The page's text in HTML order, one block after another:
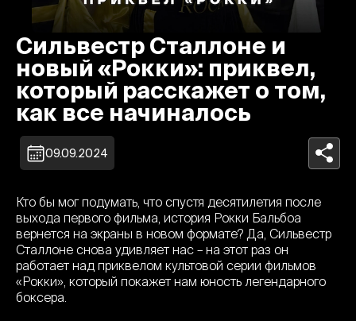
Сильвестр Сталлоне и
новый «Рокки»: приквел,
который расскажет о том,
как все начиналось
09.09.2024
Кто бы мог подумать, что спустя десятилетия после
выхода первого фильма, история Рокки Бальбоа
вернется на экраны в новом формате? Да, Сильвестр
Сталлоне снова удивляет нас – на этот раз он
работает над приквелом культовой серии фильмов
«Рокки», который покажет нам юность легендарного
боксера.